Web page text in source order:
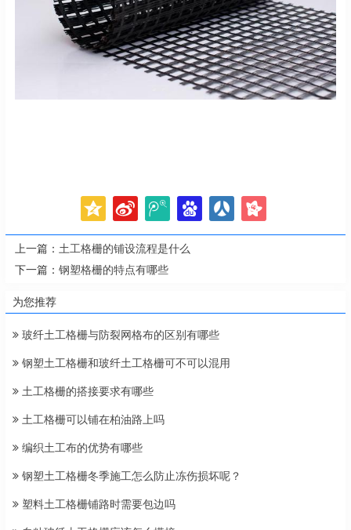
上一篇： 土工格栅的铺设流程是什么
下一篇： 钢塑格栅的特点有哪些
为您推荐
玻纤土工格栅与防裂网格布的区别有哪些
钢塑土工格栅和玻纤土工格栅可不可以混用
土工格栅的搭接要求有哪些
土工格栅可以铺在柏油路上吗
编织土工布的优势有哪些
钢塑土工格栅冬季施工怎么防止冻伤损坏呢？
塑料土工格栅铺路时需要包边吗